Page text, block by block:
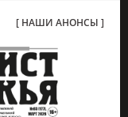
НАШИ АНОНСЫ